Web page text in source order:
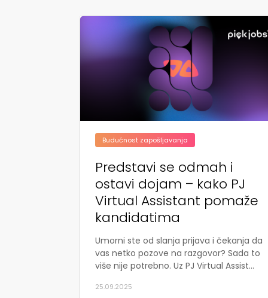
Budućnost zapošljavanja
Predstavi se odmah i
ostavi dojam – kako PJ
Virtual Assistant pomaže
kandidatima
Umorni ste od slanja prijava i čekanja da
vas netko pozove na razgovor? Sada to
više nije potrebno. Uz PJ Virtual Assist...
25.09.2025